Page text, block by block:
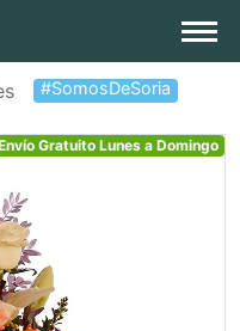
#SomosDeSoria
Gratuito Lunes aDomingo